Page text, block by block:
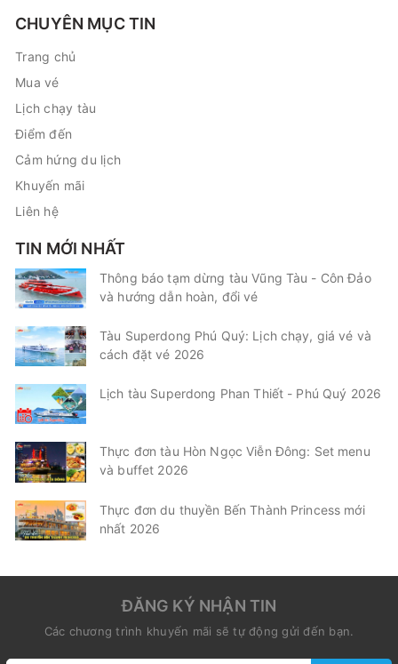
CHUYÊN MỤC TIN
Trang chủ
Mua vé
Lịch chạy tàu
Điểm đến
Cảm hứng du lịch
Khuyến mãi
Liên hệ
TIN MỚI NHẤT
Thông báo tạm dừng tàu Vũng Tàu - Côn Đảo
và hướng dẫn hoàn, đổi vé
Tàu Superdong Phú Quý: Lịch chạy, giá vé và
cách đặt vé 2026
Lịch tàu Superdong Phan Thiết - Phú Quý 2026
Thực đơn tàu Hòn Ngọc Viễn Đông: Set menu
và buffet 2026
Thực đơn du thuyền Bến Thành Princess mới
nhất 2026
ĐĂNG KÝ NHẬN TIN
Các chương trình khuyến mãi sẽ tự động gửi đến bạn.